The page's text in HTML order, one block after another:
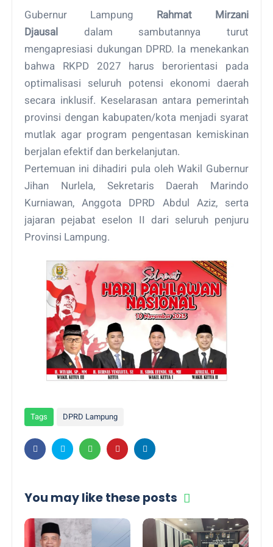
Gubernur Lampung Rahmat Mirzani
Djausal dalam sambutannya turut
mengapresiasi dukungan DPRD. Ia menekankan
bahwa RKPD 2027 harus berorientasi pada
optimalisasi seluruh potensi ekonomi daerah
secara inklusif. Keselarasan antara pemerintah
provinsi dengan kabupaten/kota menjadi syarat
mutlak agar program pengentasan kemiskinan
berjalan efektif dan berkelanjutan.
Pertemuan ini dihadiri pula oleh Wakil Gubernur
Jihan Nurlela, Sekretaris Daerah Marindo
Kurniawan, Anggota DPRD Abdul Aziz, serta
jajaran pejabat eselon II dari seluruh penjuru
Provinsi Lampung.
Tags DPRD Lampung
You may like these posts